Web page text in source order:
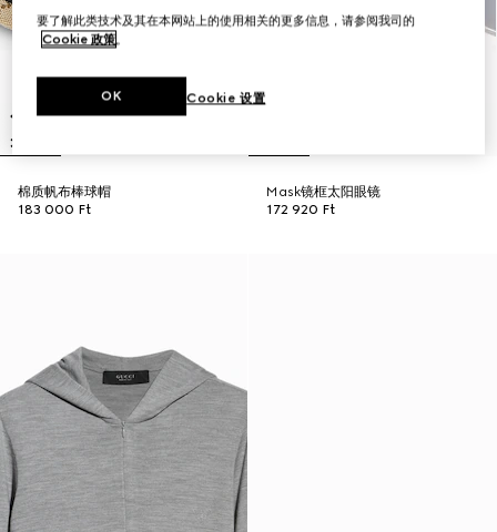
棉质帆布棒球帽
183 000 Ft
Mask镜框太阳眼镜
172 920 Ft
要了解此类技术及其在本网站上的使用相关的更多信息，请参阅我司的
Cookie 政策。
Cookie 设置
OK